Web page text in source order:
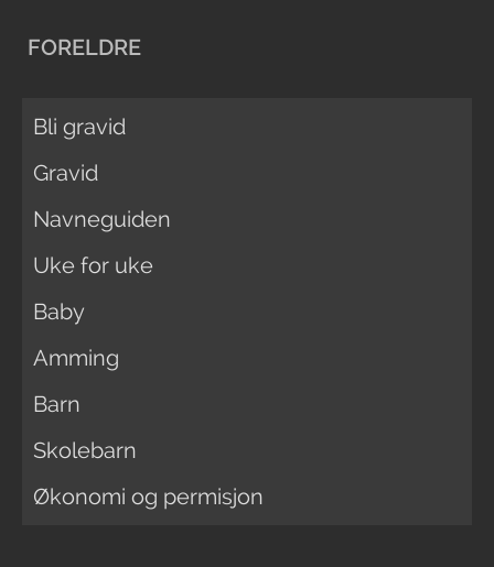
FORELDRE
Bli gravid
Gravid
Navneguiden
Uke for uke
Baby
Amming
Barn
Skolebarn
Økonomi og permisjon